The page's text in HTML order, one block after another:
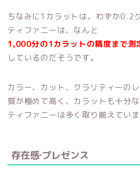
ちなみに1カラットは、わずか0.2
ティファニーは、なんと
1,000分の1カラットの精度まで測
しているのだそうです。
カラー、カット、クラリティーの
質が極めて高く、カラットも十分
ティファニーは多く取り揃えていま
存在感‐プレゼンス